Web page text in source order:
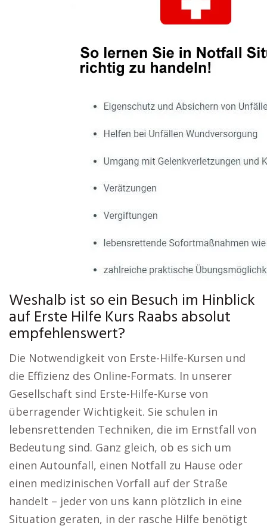
Weshalb ist so ein Besuch im Hinblick
auf Erste Hilfe Kurs Raabs absolut
empfehlenswert?
Die Notwendigkeit von Erste-Hilfe-Kursen und
die Effizienz des Online-Formats. In unserer
Gesellschaft sind Erste-Hilfe-Kurse von
überragender Wichtigkeit. Sie schulen in
lebensrettenden Techniken, die im Ernstfall von
Bedeutung sind. Ganz gleich, ob es sich um
einen Autounfall, einen Notfall zu Hause oder
einen medizinischen Vorfall auf der Straße
handelt – jeder von uns kann plötzlich in eine
Situation geraten, in der rasche Hilfe benötigt